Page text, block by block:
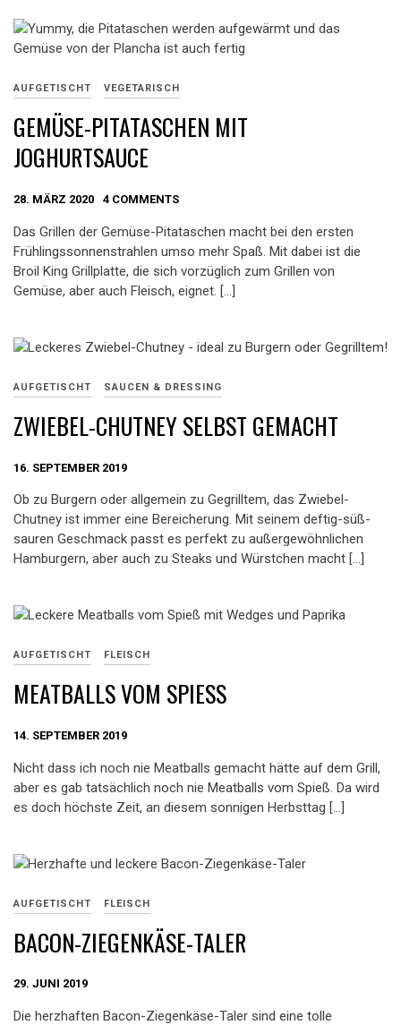
AUFGETISCHT VEGETARISCH
GEMÜSE-PITATASCHEN MIT
JOGHURTSAUCE
28. MÄRZ 2020 4 COMMENTS
Das Grillen der Gemüse-Pitataschen macht bei den ersten
Frühlingssonnenstrahlen umso mehr Spaß. Mit dabei ist die
Broil King Grillplatte, die sich vorzüglich zum Grillen von
Gemüse, aber auch Fleisch, eignet. […]
AUFGETISCHT SAUCEN & DRESSING
ZWIEBEL-CHUTNEY SELBST GEMACHT
16. SEPTEMBER 2019
Ob zu Burgern oder allgemein zu Gegrilltem, das Zwiebel-
Chutney ist immer eine Bereicherung. Mit seinem deftig-süß-
sauren Geschmack passt es perfekt zu außergewöhnlichen
Hamburgern, aber auch zu Steaks und Würstchen macht […]
AUFGETISCHT FLEISCH
MEATBALLS VOM SPIESS
14. SEPTEMBER 2019
Nicht dass ich noch nie Meatballs gemacht hätte auf dem Grill,
aber es gab tatsächlich noch nie Meatballs vom Spieß. Da wird
es doch höchste Zeit, an diesem sonnigen Herbsttag […]
AUFGETISCHT FLEISCH
BACON-ZIEGENKÄSE-TALER
29. JUNI 2019
Die herzhaften Bacon-Ziegenkäse-Taler sind eine tolle